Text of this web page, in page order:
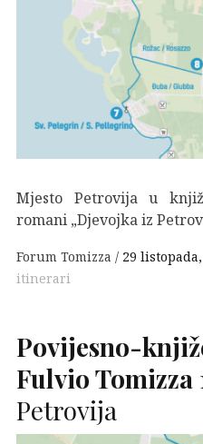
Mjesto Petrovija u
romani „Djevojka iz
Forum Tomizza 29 listopada,
itinerari
Povijesno-
Fulvio Tomizza
Petrovija